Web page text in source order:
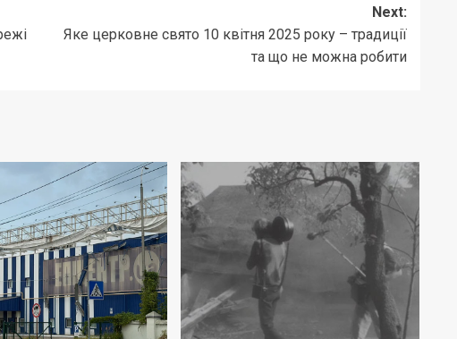
Next:
Яке церковне свято 10 квітня 2025 року – традиції
та що не можна робити